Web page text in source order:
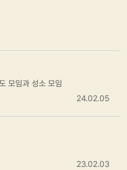
모임과 성소 모임
24.02.05
23.02.03